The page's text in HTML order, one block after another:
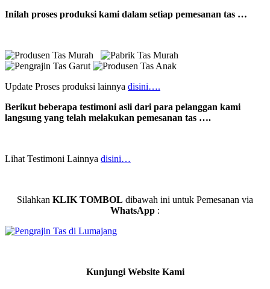
Inilah proses produksi kami dalam setiap pemesanan tas …
Update Proses produksi lainnya disini….
Berikut beberapa testimoni asli dari para pelanggan kami
langsung yang telah melakukan pemesanan tas ….
Lihat Testimoni Lainnya disini…
Silahkan KLIK TOMBOL dibawah ini untuk Pemesanan via
WhatsApp :
Kunjungi Website Kami